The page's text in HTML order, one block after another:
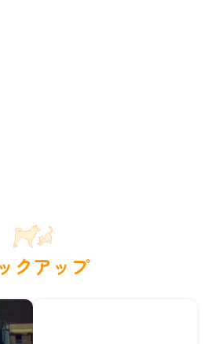
クアップ